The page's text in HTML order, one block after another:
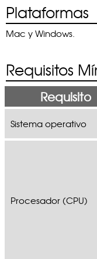
Plataformas
Mac y Windows.
Requisitos
Requisito
Sistema operativo
Procesador (CPU)